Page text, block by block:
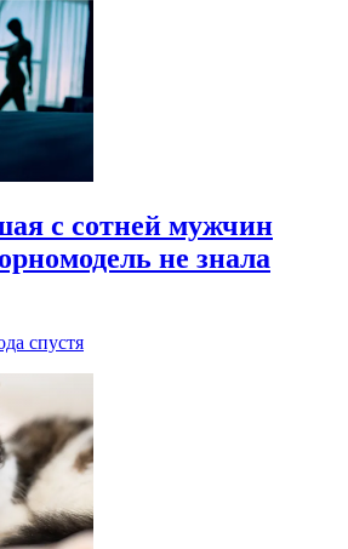
с сотней мужчин
не знала
спустя